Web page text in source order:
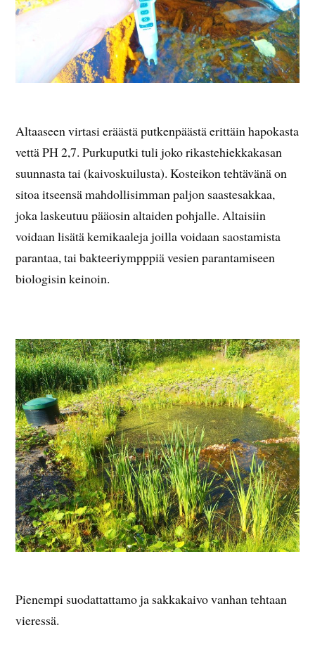
Altaaseen virtasi eräästä putkenpäästä erittäin hapokasta
vettä PH 2,7. Purkuputki tuli joko rikastehiekkakasan
suunnasta tai (kaivoskuilusta). Kosteikon tehtävänä on
sitoa itseensä mahdollisimman paljon saastesakkaa,
joka laskeutuu pääosin altaiden pohjalle. Altaisiin
voidaan lisätä kemikaaleja joilla voidaan saostamista
parantaa, tai bakteeriympppiä vesien parantamiseen
biologisin keinoin.
Pienempi suodattattamo ja sakkakaivo vanhan tehtaan
vieressä.